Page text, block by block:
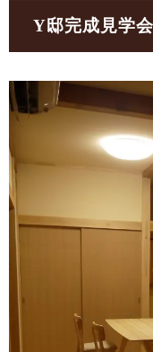
Y邸完成見学